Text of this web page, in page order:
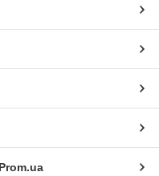
Prom.ua